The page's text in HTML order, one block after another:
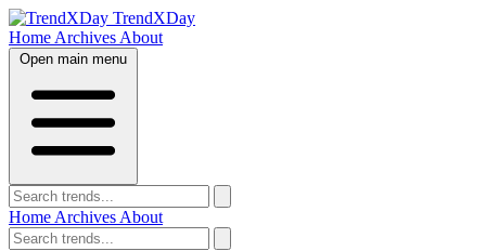
TrendXDay
Home Archives About
Open main menu
Home Archives About